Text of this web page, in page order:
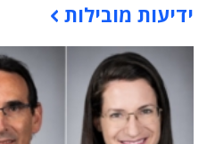
תוכן פרסומי
ידיעות מובילות